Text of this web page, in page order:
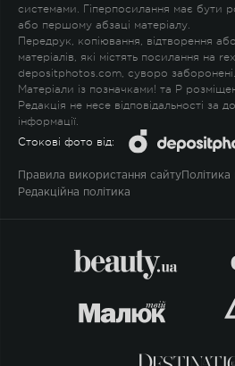
системами. Гіперпосилання має бути
або першому абзаці матеріалу.
Передрук, копіювання, відтворення
матеріалів, які містять посилання на
depositphotos.com, суворо заборонені.
Матеріали із позначками! та P
Редакція не несе відповідальності за
інформації.
Стокові фото від:
Правила використання сайту Політика
Редакційна політика